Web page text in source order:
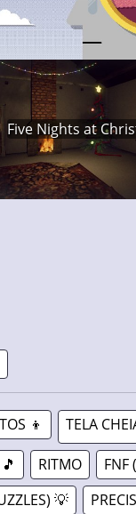
Five Nights at
👦 TELA
RITMO FNF
💡